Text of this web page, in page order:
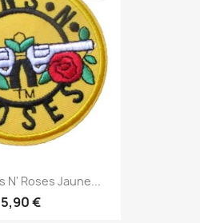
N' Roses Jaune...
5,90 €